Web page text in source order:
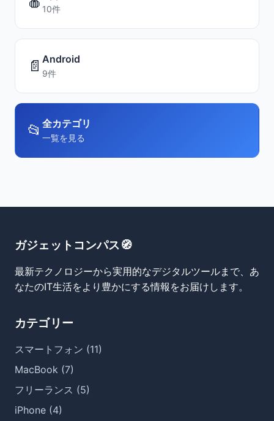
10件
📄 Android
9件
📂 全カテゴリ
一覧を見る
ガジェットコンパス🧭
最新テクノロジーから実用的なデジタルツールまで、あ
なたのIT生活をより豊かにする情報をお届けします。
カテゴリー
スマートフォン (11)
MacBook (7)
フリーランス (5)
iPhone (4)